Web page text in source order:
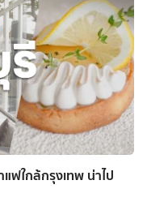
ฟใกล้กรุงเทพ น่าไป